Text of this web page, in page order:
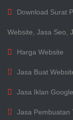
Download Surat
Website, Jasa Seo,
Harga Website
Jasa Buat
Jasa Iklan Google
Jasa Pembuatan